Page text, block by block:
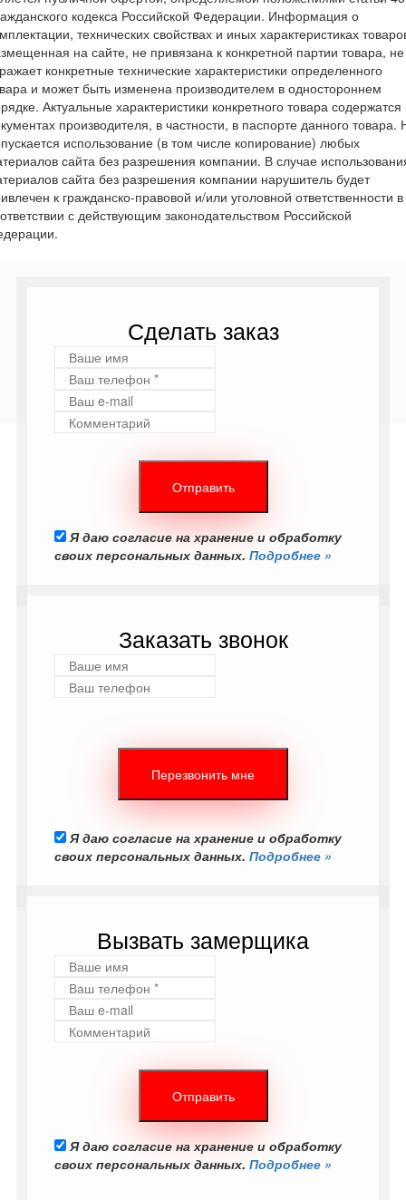
кодекса Российской Федерации. Информация о
технических свойствах и иных характеристиках
на сайте, не привязана к конкретной партии товара, не
конкретные технические характеристики определенного
и может быть изменена производителем в одностороннем
Актуальные характеристики конкретного товара содержатся
производителя, в частности, в паспорте данного товара.
использование (в том числе копирование) любых
сайта без разрешения компании. В случае
сайта без разрешения компании нарушитель будет
к гражданско-правовой и/или уголовной ответственности в
с действующим законодательством Российской
Сделать заказ
Я даю согласие на хранение и обработку
своих персональных данных. Подробнее »
Заказать звонок
Я даю согласие на хранение и обработку
своих персональных данных. Подробнее »
Вызвать замерщика
Я даю согласие на хранение и обработку
своих персональных данных. Подробнее »